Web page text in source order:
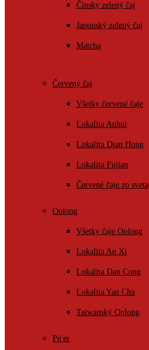
Čínsky zelený čaj
Japonský zelený čaj
Matcha
Červený čaj
Všetky červené čaje
Lokalita Anhui
Lokalita Dian Hong
Lokalita Fujian
Červené čaje zo sveta
Oolong
Všetky čaje Oolong
Lokalita An Xi
Lokalita Dan Cong
Lokalita Yan Cha
Taiwanský Oolong
Pu'er